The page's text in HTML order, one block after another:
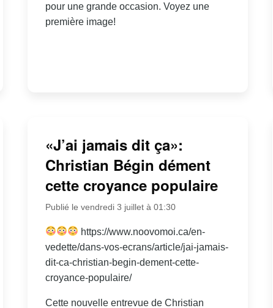
pour une grande occasion. Voyez une
première image!
«J’ai jamais dit ça»:
Christian Bégin dément
cette croyance populaire
Publié le vendredi 3 juillet à 01:30
https://www.noovomoi.ca/en-
vedette/dans-vos-ecrans/article/jai-jamais-
dit-ca-christian-begin-dement-cette-
croyance-populaire/
Cette nouvelle entrevue de Christian